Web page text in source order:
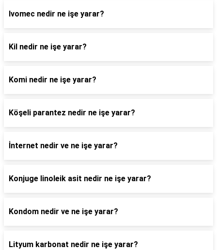
Ivomec nedir ne işe yarar?
Kil nedir ne işe yarar?
Komi nedir ne işe yarar?
Köşeli parantez nedir ne işe yarar?
İnternet nedir ve ne işe yarar?
Konjuge linoleik asit nedir ne işe yarar?
Kondom nedir ve ne işe yarar?
Lityum karbonat nedir ne işe yarar?